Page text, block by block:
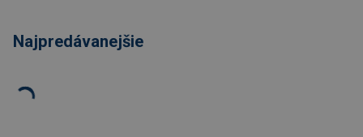
Najpredávanejšie